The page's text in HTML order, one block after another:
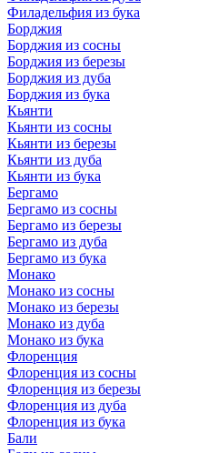
Филадельфия из бука
Борджия
Борджия из сосны
Борджия из березы
Борджия из дуба
Борджия из бука
Кьянти
Кьянти из сосны
Кьянти из березы
Кьянти из дуба
Кьянти из бука
Бергамо
Бергамо из сосны
Бергамо из березы
Бергамо из дуба
Бергамо из бука
Монако
Монако из сосны
Монако из березы
Монако из дуба
Монако из бука
Флоренция
Флоренция из сосны
Флоренция из березы
Флоренция из дуба
Флоренция из бука
Бали